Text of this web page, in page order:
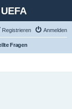
Anmelden
Registrieren
Fragen